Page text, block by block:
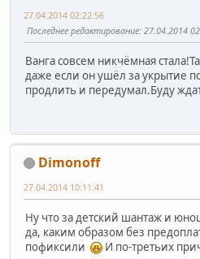
27.04.2014 02:22:56
Последнее редактирование: 27.04.2014
Ванга совсем никчёмная
даже если он ушёл за укрытие
продлить и передумал.Буду
Dimonoff
27.04.2014 10:11:41
Ну что за детский шантаж и
да, каким образом без
пофиксили
И по-третьих